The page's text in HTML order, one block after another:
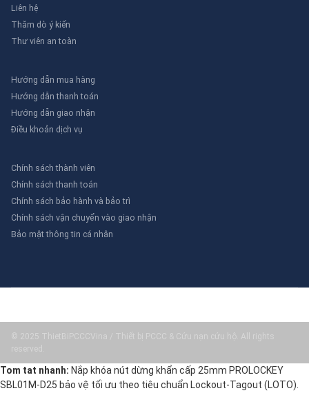
Liên hệ
Thăm dò ý kiến
Thư viên an toàn
Hướng dẫn mua hàng
Hướng dẫn thanh toán
Hướng dẫn giao nhận
Điều khoản dịch vụ
Chính sách thành viên
Chính sách thanh toán
Chính sách bảo hành và bảo trì
Chính sách vận chuyển vào giao nhận
Bảo mật thông tin cá nhân
© 2025 ThietBiPCCCVina / Thiết bị PCCC & Cứu nạn cứu hộ. All rights
reserved.
Tom tat nhanh: Nắp khóa nút dừng khẩn cấp 25mm PROLOCKEY
SBL01M-D25 bảo vệ tối ưu theo tiêu chuẩn Lockout-Tagout (LOTO).